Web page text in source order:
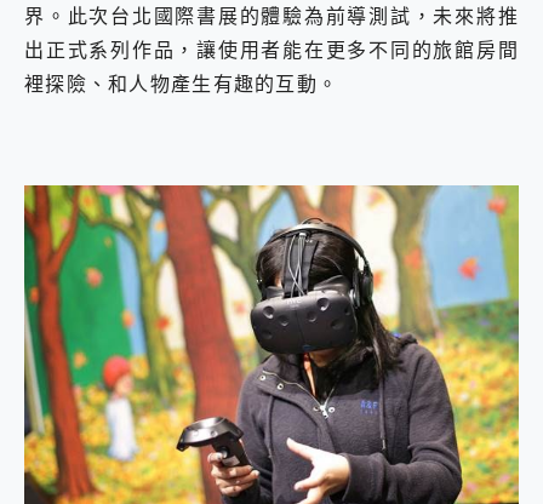
界。此次台北國際書展的體驗為前導測試，未來將推
出正式系列作品，讓使用者能在更多不同的旅館房間
裡探險、和人物產生有趣的互動。